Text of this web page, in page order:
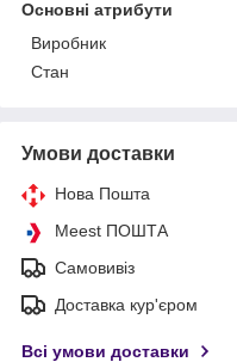
Основні атрибути
Виробник
Стан
Умови доставки
Нова Пошта
Meest ПОШТА
Самовивіз
Доставка кур'єром
Всі умови доставки